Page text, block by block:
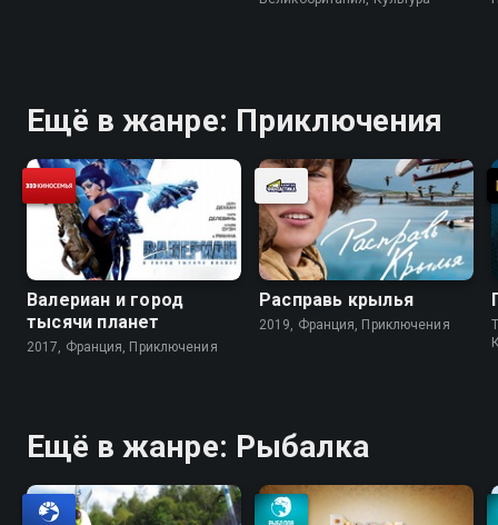
Ещё в жанре: Приключения
Валериан и город
тысячи планет
2017, Франция, Приключения
Расправь крылья
2019, Франция, Приключения
Ещё в жанре: Рыбалка